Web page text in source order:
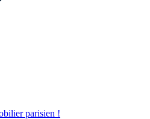
parisien !